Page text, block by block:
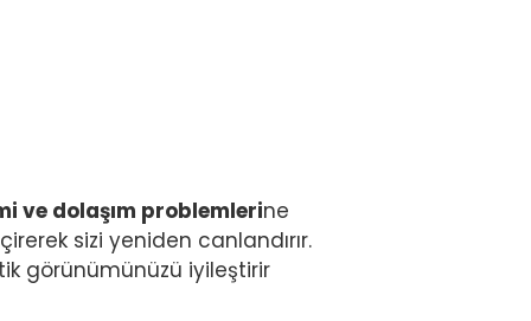
ve dolaşım problemlerine
sizi yeniden canlandırır.
görünümünüzü iyileştirir